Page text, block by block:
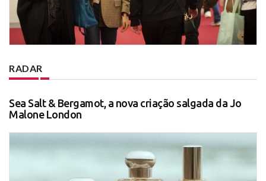
RADAR
Sea Salt & Bergamot, a nova criação salgada da Jo
Malone London